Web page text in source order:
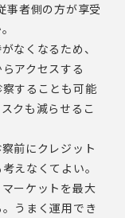
事者側の方が享受
なくなるため、
アクセスする
することも可能
クも減らせるこ
前にクレジット
えなくてよい。
ーケットを最大
うまく運用でき